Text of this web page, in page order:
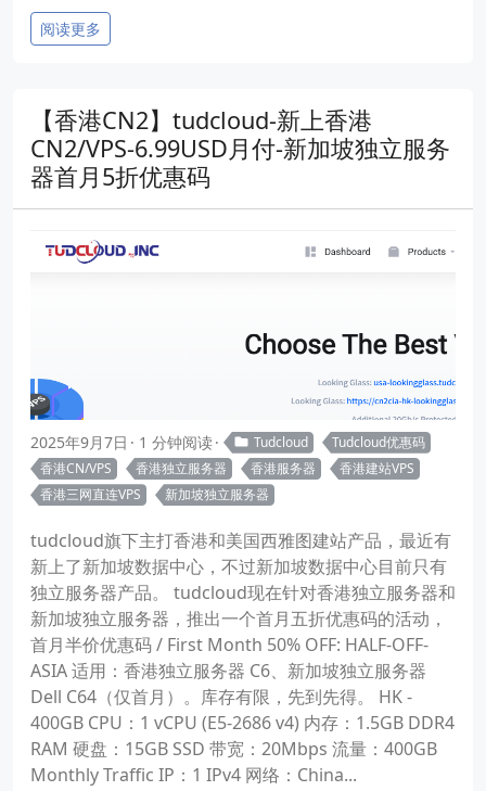
阅读更多
【香港CN2】tudcloud-新上香港
CN2/VPS-6.99USD月付-新加坡独立服务
器首月5折优惠码
2025年9月7日 1 分钟阅读 Tudcloud
Tudcloud优惠码
香港CN/VPS
香港独立服务器 香港服务器
香港建站VPS
香港三网直连VPS
新加坡独立服务器
tudcloud旗下主打香港和美国西雅图建站产品，最近有
新上了新加坡数据中心，不过新加坡数据中心目前只有
独立服务器产品。 tudcloud现在针对香港独立服务器和
新加坡独立服务器，推出一个首月五折优惠码的活动，
首月半价优惠码 / First Month 50% OFF: HALF-OFF-
ASIA 适用：香港独立服务器 C6、新加坡独立服务器
Dell C64（仅首月）。库存有限，先到先得。 HK -
400GB CPU：1 vCPU (E5-2686 v4) 内存：1.5GB DDR4
RAM 硬盘：15GB SSD 带宽：20Mbps 流量：400GB
Monthly Traffic IP：1 IPv4 网络：China...